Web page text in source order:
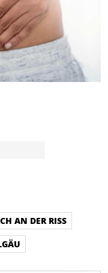
AN DER RISS